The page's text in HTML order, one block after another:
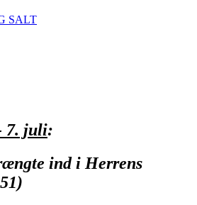
SALT
7. juli:
ind i Herrens